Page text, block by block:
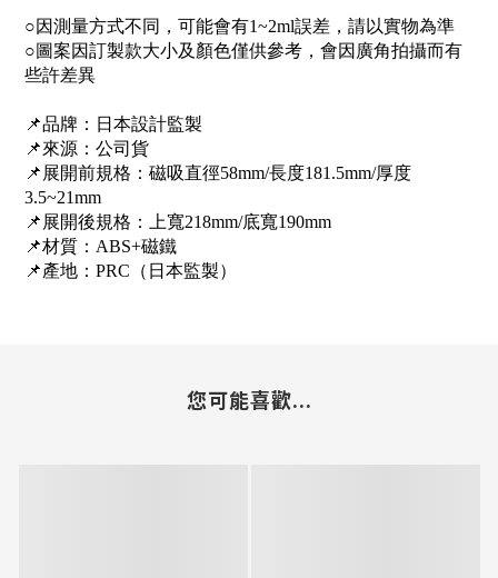
○因測量方式不同，可能會有1~2ml誤差，請以實物為準
○圖案因訂製款大小及顏色僅供參考，會因廣角拍攝而有
些許差異
📌品牌：日本設計監製
📌來源：公司貨
📌展開前規格：磁吸直徑58mm/長度181.5mm/厚度
3.5~21mm
📌展開後規格：上寬218mm/底寬190mm
📌材質：ABS+磁鐵
📌產地：PRC（日本監製）
您可能喜歡...